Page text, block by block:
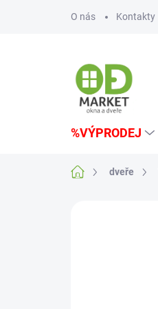
O nás Kontakty
%VÝPRODEJ
Domů dveře